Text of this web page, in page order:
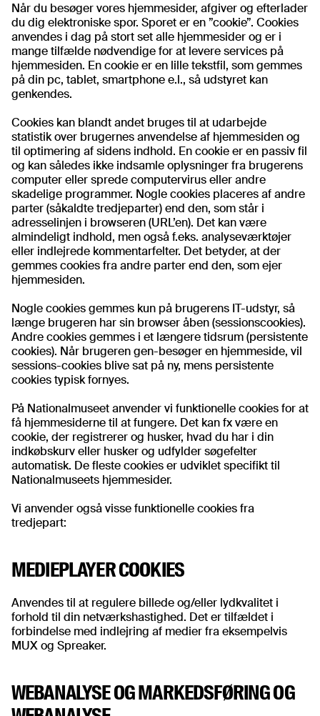
Når du besøger vores hjemmesider, afgiver og efterlader
du dig elektroniske spor. Sporet er en ”cookie”. Cookies
anvendes i dag på stort set alle hjemmesider og er i
mange tilfælde nødvendige for at levere services på
hjemmesiden. En cookie er en lille tekstfil, som gemmes
på din pc, tablet, smartphone e.l., så udstyret kan
genkendes.
Cookies kan blandt andet bruges til at udarbejde
statistik over brugernes anvendelse af hjemmesiden og
til optimering af sidens indhold. En cookie er en passiv fil
og kan således ikke indsamle oplysninger fra brugerens
computer eller sprede computervirus eller andre
skadelige programmer. Nogle cookies placeres af andre
parter (såkaldte tredjeparter) end den, som står i
adresselinjen i browseren (URL’en). Det kan være
almindeligt indhold, men også f.eks. analyseværktøjer
eller indlejrede kommentarfelter. Det betyder, at der
gemmes cookies fra andre parter end den, som ejer
hjemmesiden.
Nogle cookies gemmes kun på brugerens IT-udstyr, så
længe brugeren har sin browser åben (sessionscookies).
Andre cookies gemmes i et længere tidsrum (persistente
cookies). Når brugeren gen-besøger en hjemmeside, vil
sessions-cookies blive sat på ny, mens persistente
cookies typisk fornyes.
På Nationalmuseet anvender vi funktionelle cookies for at
få hjemmesiderne til at fungere. Det kan fx være en
cookie, der registrerer og husker, hvad du har i din
indkøbskurv eller husker og udfylder søgefelter
automatisk. De fleste cookies er udviklet specifikt til
Nationalmuseets hjemmesider.
Vi anvender også visse funktionelle cookies fra
tredjepart:
MEDIEPLAYER COOKIES
Anvendes til at regulere billede og/eller lydkvalitet i
forhold til din netværkshastighed. Det er tilfældet i
forbindelse med indlejring af medier fra eksempelvis
MUX og Spreaker.
WEBANALYSE OG MARKEDSFØRING OG